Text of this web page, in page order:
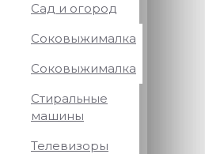
Сад и огород
Соковыжималка
Соковыжималка
Стиральные
машины
Телевизоры